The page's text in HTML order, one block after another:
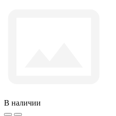
В наличии